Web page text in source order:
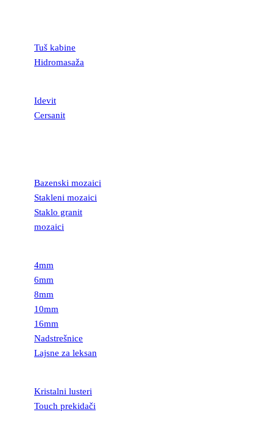
Tuš kabine
Hidromasaža
Idevit
Cersanit
Bazenski mozaici
Stakleni mozaici
Staklo granit
mozaici
4mm
6mm
8mm
10mm
16mm
Nadstrešnice
Lajsne za leksan
Kristalni lusteri
Touch prekidači